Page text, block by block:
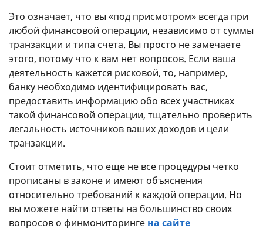
Это означает, что вы «под присмотром» всегда при
любой финансовой операции, независимо от суммы
транзакции и типа счета. Вы просто не замечаете
этого, потому что к вам нет вопросов. Если ваша
деятельность кажется рисковой, то, например,
банку необходимо идентифицировать вас,
предоставить информацию обо всех участниках
такой финансовой операции, тщательно проверить
легальность источников ваших доходов и цели
транзакции.
Стоит отметить, что еще не все процедуры четко
прописаны в законе и имеют объяснения
относительно требований к каждой операции. Но
вы можете найти ответы на большинство своих
вопросов о финмониторинге на сайте